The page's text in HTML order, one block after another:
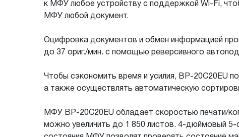
к МФУ любое устройству с поддержкой Wi-Fi,
МФУ любой документ.
Оцифровка документов и обмен информацией
до 37 ориг./мин. с помощью реверсивного
Чтобы сэкономить время и усилия, BP-20C20EU
а также осуществлять автоматическую
МФУ BP-20C20EU обладает скоростью печати/
можно увеличить до 1 850 листов. 4-дюймовый